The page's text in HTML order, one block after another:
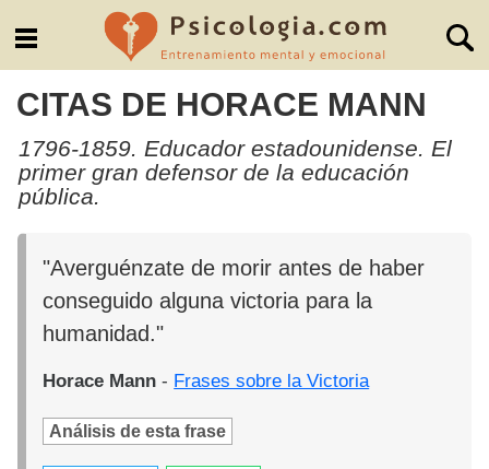
CITAS DE HORACE MANN
1796-1859. Educador estadounidense. El
primer gran defensor de la educación
pública.
"Averguénzate de morir antes de haber
conseguido alguna victoria para la
humanidad."
Horace Mann - Frases sobre la Victoria
Análisis de esta frase